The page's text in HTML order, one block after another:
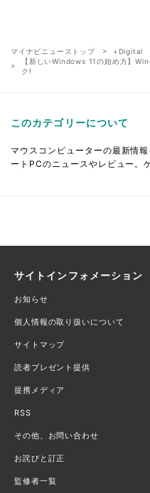
マイナビニューストップ +Digital
【新しいWindows 11の始め方】
ク!
このカテゴリーについて
マウスコンピューターの最新情
ートPCのニュースやレビュー。
サイトインフォメーション
お知らせ
個人情報の取り扱いについて
サイトマップ
読者プレゼント提供
提携メディア
RSS
その他、お問い合わせ
お詫びと訂正
監修者一覧